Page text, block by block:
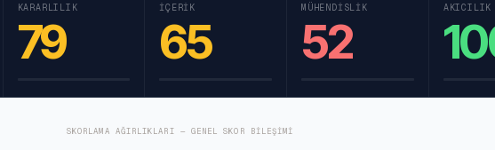
KARARLILIK
79
İÇERIK
65
MÜHENDISLIK
52
AKICILIK
SKORLAMA AĞIRLIKLARI — GENEL SKOR BILEŞIMI